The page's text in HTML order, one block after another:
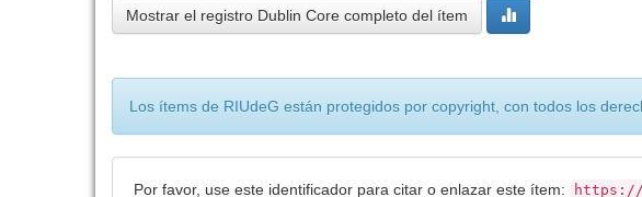
Mostrar el registro Dublin Core completo del ítem
Los ítems de RIUdeG están protegidos por copyright, con todos los
Por favor, use este identificador para citar o enlazar este ítem: https://